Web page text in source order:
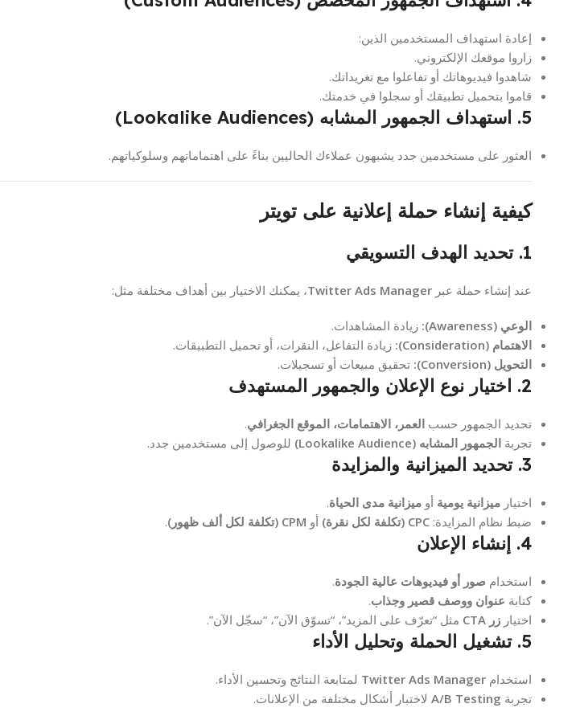
إعادة استهداف المستخدمين الذين:
زاروا موقعك الإلكتروني.
شاهدوا فيديوهاتك أو تفاعلوا مع تغريداتك.
قاموا بتحميل تطبيقك أو سجلوا في خدمتك.
5. استهداف الجمهور المشابه (Lookalike Audiences)
العثور على مستخدمين جدد يشبهون عملاءك الحاليين بناءً على اهتماماتهم وسلوكياتهم.
كيفية إنشاء حملة إعلانية على تويتر
1. تحديد الهدف التسويقي
عند إنشاء حملة عبر Twitter Ads Manager، يمكنك الاختيار بين أهداف مختلفة مثل:
الوعي (Awareness):
زيادة المشاهدات.
الاهتمام (Consideration):
زيادة التفاعل، النقرات، أو تحميل التطبيقات.
التحويل (Conversion):
تحقيق مبيعات أو تسجيلات.
2. اختيار نوع الإعلان والجمهور المستهدف
تحديد الجمهور حسب العمر، الاهتمامات، الموقع الجغرافي.
تجربة الجمهور المشابه (Lookalike Audience) للوصول إلى مستخدمين جدد.
3. تحديد الميزانية والمزايدة
اختيار ميزانية يومية أو ميزانية مدى الحياة.
ضبط نظام المزايدة: CPC (تكلفة لكل نقرة) أو CPM (تكلفة لكل ألف ظهور) .
4. إنشاء الإعلان
استخدام صور أو فيديوهات عالية الجودة.
كتابة عنوان ووصف قصير وجذاب.
اختيار زر CTA مثل “تعرّف على المزيد”، “تسوّق الآن”، “سجّل الآن”.
5. تشغيل الحملة وتحليل الأداء
استخدام Twitter Ads Manager لمتابعة النتائج وتحسين الأداء.
تجربة A/B Testing لاختبار أشكال مختلفة من الإعلانات.